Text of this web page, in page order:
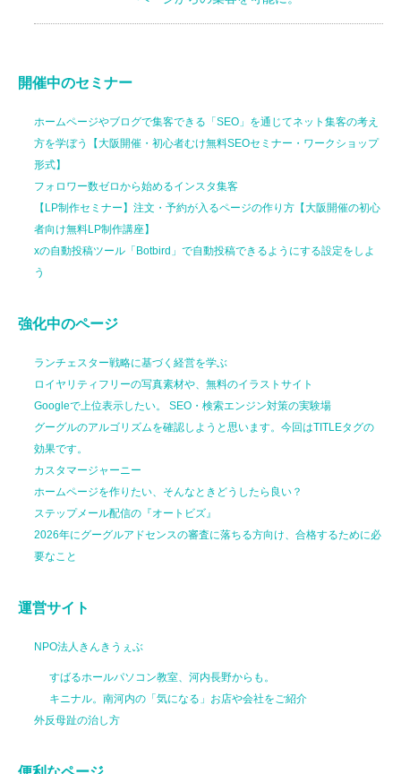
開催中のセミナー
ホームページやブログで集客できる「SEO」を通じてネット集客の考え
方を学ぼう【大阪開催・初心者むけ無料SEOセミナー・ワークショップ
形式】
フォロワー数ゼロから始めるインスタ集客
【LP制作セミナー】注文・予約が入るページの作り方【大阪開催の初心
者向け無料LP制作講座】
xの自動投稿ツール「Botbird」で自動投稿できるようにする設定をしよ
う
強化中のページ
ランチェスター戦略に基づく経営を学ぶ
ロイヤリティフリーの写真素材や、無料のイラストサイト
Googleで上位表示したい。 SEO・検索エンジン対策の実験場
グーグルのアルゴリズムを確認しようと思います。今回はTITLEタグの
効果です。
カスタマージャーニー
ホームページを作りたい、そんなときどうしたら良い？
ステップメール配信の『オートビズ』
2026年にグーグルアドセンスの審査に落ちる方向け、合格するために必
要なこと
運営サイト
NPO法人きんきうぇぶ
すばるホールパソコン教室、河内長野からも。
キニナル。南河内の「気になる」お店や会社をご紹介
外反母趾の治し方